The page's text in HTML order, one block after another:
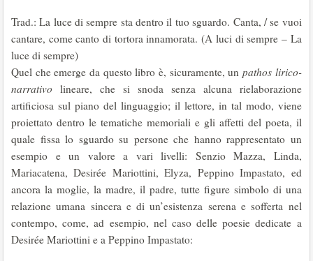
Trad.: La luce di sempre sta dentro il tuo sguardo. Canta, / se vuoi
cantare, come canto di tortora innamorata. (A luci di sempre – La
luce di sempre)
Quel che emerge da questo libro è, sicuramente, un pathos lirico-
narrativo lineare, che si snoda senza alcuna rielaborazione
artificiosa sul piano del linguaggio; il lettore, in tal modo, viene
proiettato dentro le tematiche memoriali e gli affetti del poeta, il
quale fissa lo sguardo su persone che hanno rappresentato un
esempio e un valore a vari livelli: Senzio Mazza, Linda,
Mariacatena, Desirée Mariottini, Elyza, Peppino Impastato, ed
ancora la moglie, la madre, il padre, tutte figure simbolo di una
relazione umana sincera e di un’esistenza serena e sofferta nel
contempo, come, ad esempio, nel caso delle poesie dedicate a
Desirée Mariottini e a Peppino Impastato: